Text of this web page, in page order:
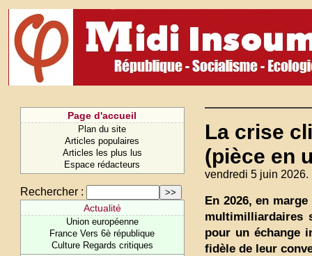
Page d'accueil
Plan du site
Articles populaires
Articles les plus lus
Espace rédacteurs
Rechercher :
Actualité
Union européenne
France Vers 6è république
Culture Regards critiques
La crise
(pièce en
vendredi 5 juin 2026.
En 2026, en
multimilliardaires
pour un échange
fidèle de leur